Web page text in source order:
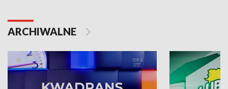
ARCHIWALNE